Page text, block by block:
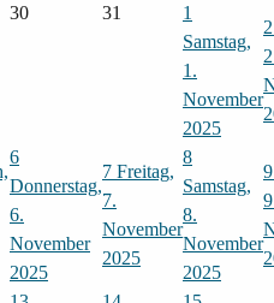
30 31
1
Samstag,
1.
November
2025
2
6
Donnerstag,
6.
November
2025
7 Freitag,
7.
November
2025
8
Samstag,
8.
November
2025
9